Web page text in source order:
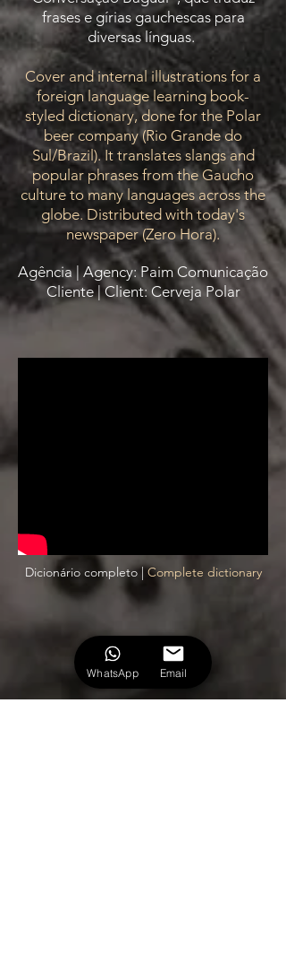
frases e gírias gauchescas para
diversas línguas.
Cover and internal illustrations for a
foreign language learning book-
styled dictionary, done for the Polar
beer company (Rio Grande do
Sul/Brazil). It translates slangs and
popular phrases from the Gaucho
culture to many languages across the
globe. Distributed with today's
newspaper (Zero Hora).
Agência | Agency: Paim Comunicação
Cliente | Client: Cerveja Polar
Dicionário completo |Complete dictionary
WhatsApp Email